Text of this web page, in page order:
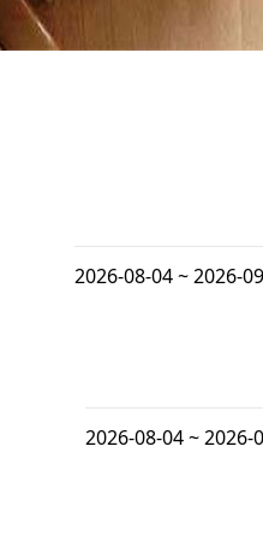
2026-08-04 ~ 2026-
2026-08-04 ~ 2026-